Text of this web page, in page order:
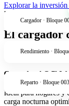
Explorar la inversión
Cargador · Bloque
Rendimiento ·
Reparto · Bloque 003
Productos
El cargador
AC · Residencial
Cargador AC 7kW
Ideal para hogares
carga nocturna